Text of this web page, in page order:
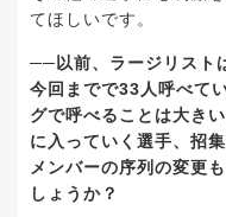
てほしいです。
──以前、ラージリスト
今回までで33人呼べて
グで呼べることは大き
に入っていく選手、招
メンバーの序列の変更
しょうか？